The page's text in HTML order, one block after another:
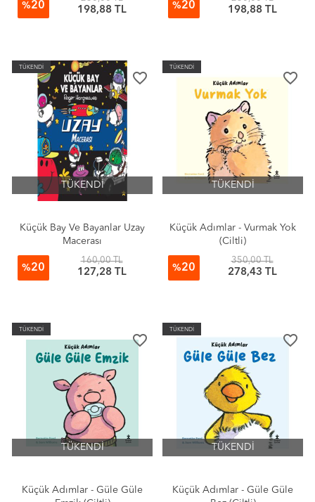
%20 198,88 TL %20 198,88 TL
TÜKENDİ
favorite_border
TÜKENDİ
Küçük Bay Ve Bayanlar Uzay
Macerası
%20
160,00 TL
127,28 TL
TÜKENDİ
favorite_border
TÜKENDİ
Küçük Adımlar - Vurmak Yok
(Ciltli)
%20
350,00 TL
278,43 TL
TÜKENDİ
favorite_border
TÜKENDİ
Küçük Adımlar - Güle Güle
TÜKENDİ
favorite_border
TÜKENDİ
Küçük Adımlar - Güle Güle